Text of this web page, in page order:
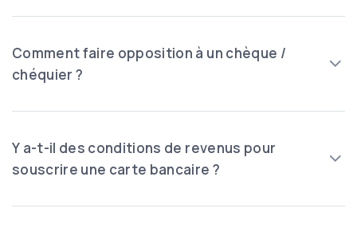
Comment faire opposition à un chèque /
chéquier ?
Y a-t-il des conditions de revenus pour
souscrire une carte bancaire ?